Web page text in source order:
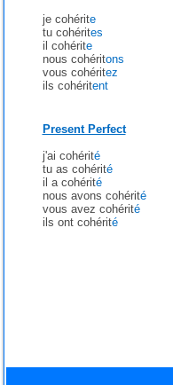
je cohérite
tu cohérites
il cohérite
nous cohéritons
vous cohéritez
ils cohéritent
Present Perfect
j'ai cohérité
tu as cohérité
il a cohérité
nous avons cohérité
vous avez cohérité
ils ont cohérité